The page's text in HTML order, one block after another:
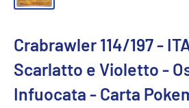
Crabrawler 114/197 -
Scarlatto e Violetto -
Infuocata - Carta